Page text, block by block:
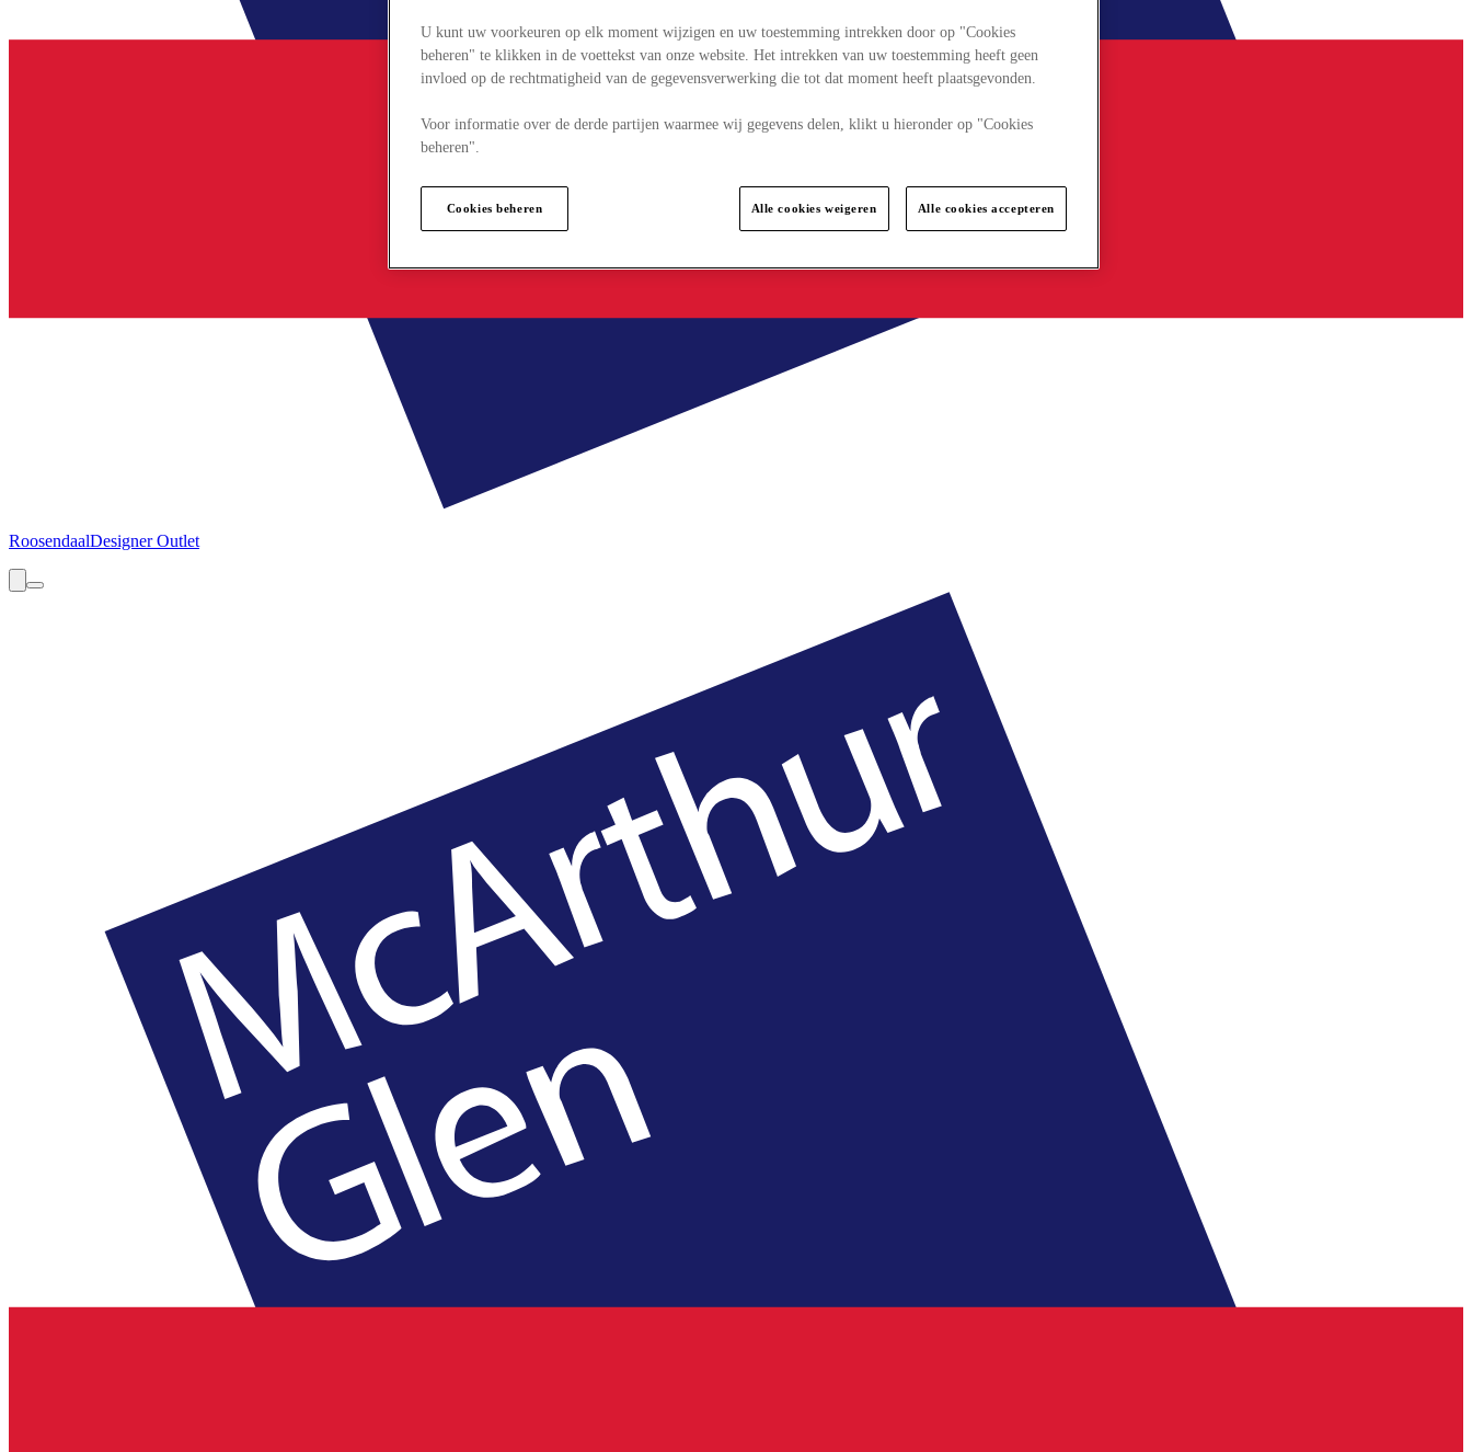
RoosendaalDesigner Outlet
U kunt uw voorkeuren op elk moment wijzigen en uw toestemming intrekken door op "Cookies
beheren" te klikken in de voettekst van onze website. Het intrekken van uw toestemming heeft geen
invloed op de rechtmatigheid van de gegevensverwerking die tot dat moment heeft plaatsgevonden.
Voor informatie over de derde partijen waarmee wij gegevens delen, klikt u hieronder op "Cookies
beheren".
Cookies beheren Alle cookies weigeren Alle cookies accepteren